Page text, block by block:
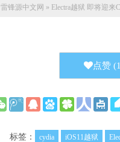
雷锋源中文网 » Electra越狱 即将迎
点赞 (
标签： cydia iOS11越狱